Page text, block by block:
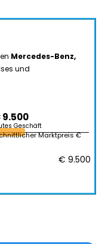
Mercedes-Benz,
und
9.500
Geschäft
Marktpreis €
€ 9.500